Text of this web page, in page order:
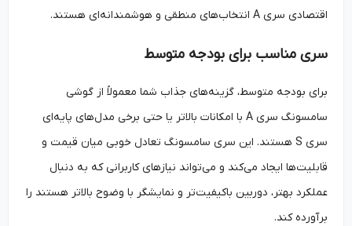
اقتصادی سری A انتخاب‌های منطقی و هوشمندانه‌ای هستند.
سری مناسب برای بودجه متوسط
برای بودجه متوسط، گزینه‌های جذاب شما معمولاً از گوشی
سامسونگ سری A با امکانات بالاتر یا حتی برخی مدل‌های پایه‌ای
سری S هستند. این سری سامسونگ تعادل خوبی میان قیمت و
قابلیت‌ها ایجاد می‌کند و می‌تواند نیازهای کاربرانی که به دنبال
عملکرد بهتر، دوربین باکیفیت‌تر و نمایشگر با وضوح بالاتر هستند را
برآورده کند.